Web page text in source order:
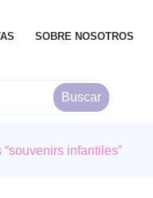
SOBRE NOSOTROS
Buscar
infantiles”